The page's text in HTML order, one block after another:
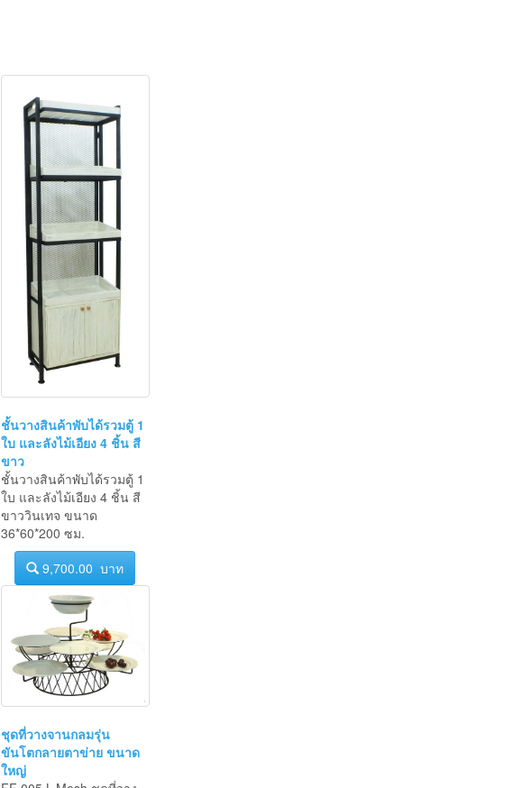
ชั้นวางสินค้าพับได้รวมตู้ 1
ใบ และลังไม้เอียง 4 ชิ้น สี
ขาว
ชั้นวางสินค้าพับได้รวมตู้ 1
ใบ และลังไม้เอียง 4 ชิ้น สี
ขาววินเทจ ขนาด
36*60*200 ซม.
9,700.00 บาท
ชุดที่วางจานกลมรุ่น
ขันโตกลายตาข่าย ขนาด